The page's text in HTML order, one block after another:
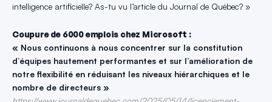
intelligence artificielle? As-tu vu l’article du Journal de Québec? »
Coupure de 6000 emplois chez Microsoft :
« Nous continuons à nous concentrer sur la constitution
d’équipes hautement performantes et sur l’amélioration de
notre flexibilité en réduisant les niveaux hiérarchiques et le
nombre de directeurs »